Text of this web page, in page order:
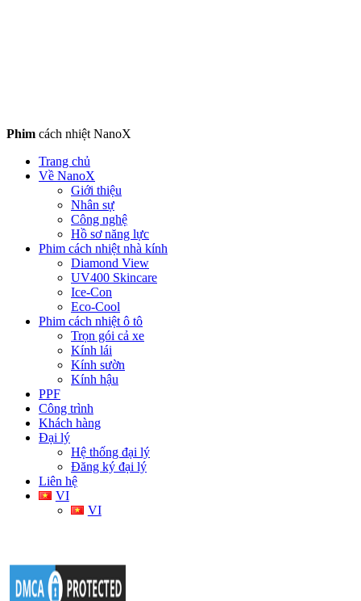
Phim cách nhiệt NanoX
Trang chủ
Về NanoX
Giới thiệu
Nhân sự
Công nghệ
Hồ sơ năng lực
Phim cách nhiệt nhà kính
Diamond View
UV400 Skincare
Ice-Con
Eco-Cool
Phim cách nhiệt ô tô
Trọn gói cả xe
Kính lái
Kính sườn
Kính hậu
PPF
Công trình
Khách hàng
Đại lý
Hệ thống đại lý
Đăng ký đại lý
Liên hệ
VI
VI